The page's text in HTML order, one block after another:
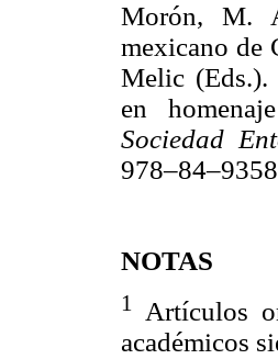
Morón, M.
mexicano de
Melic (Eds.).
en
Sociedad
NOTAS
1
Artículos
académicos